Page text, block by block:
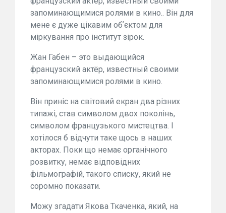
запоминающимися ролями в кино.. Він для
мене є дуже цікавим обʼєктом для
міркування про інститут зірок.
Жан Габен – это выдающийся
французский актёр, известный своими
запоминающимися ролями в кино.
Він приніс на світовий екран два різних
типажі, став символом двох поколінь,
символом французького мистецтва. І
хотілося б відчути таке щось в наших
акторах. Поки що немає органічного
розвитку, немає відповідних
фільмографій, такого списку, який не
соромно показати.
Можу згадати Якова Ткаченка, який, на